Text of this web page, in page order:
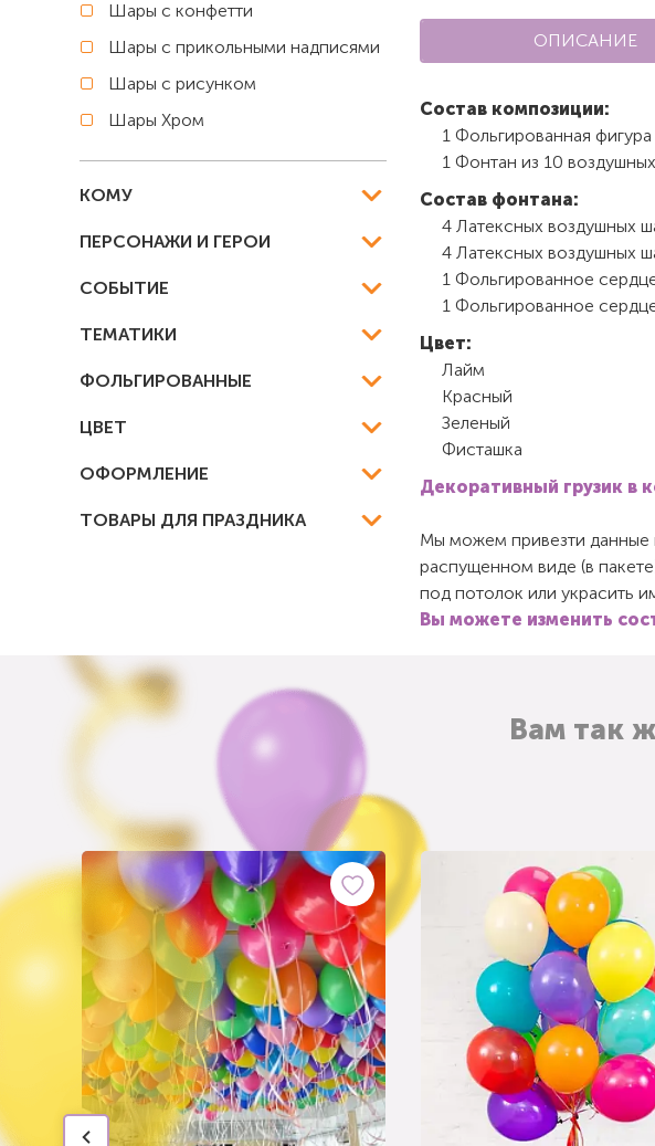
Шары с конфетти
Шары с прикольными надписями
Шары с рисунком
Шары Хром
КОМУ
ПЕРСОНАЖИ И ГЕРОИ
СОБЫТИЕ
ТЕМАТИКИ
ФОЛЬГИРОВАННЫЕ
ЦВЕТ
ОФОРМЛЕНИЕ
ТОВАРЫ ДЛЯ ПРАЗДНИКА
ОПИСАНИЕ
Состав композиции:
1 Фольгированная
1 Фонтан из 10
Состав фонтана:
4 Латексных воздушных
4 Латексных воздушных
1 Фольгированное
1 Фольгированное
Цвет:
Лайм
Красный
Зеленый
Фисташка
Декоративный грузик в
Мы можем привезти данные
распущенном виде (в
под потолок или украсить
Вы можете изменить
Вам так